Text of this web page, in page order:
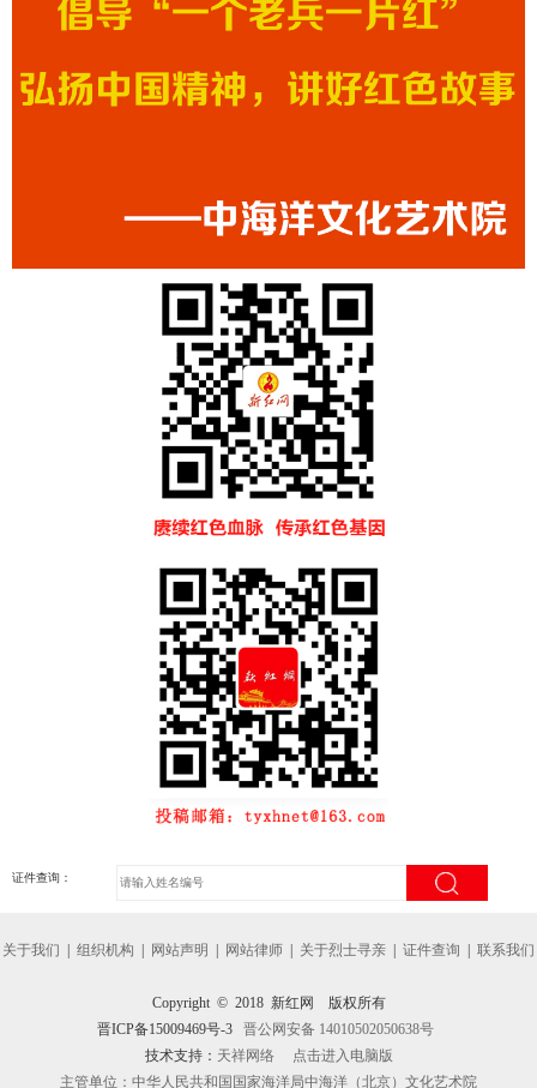
证件查询：
关于我们 | 组织机构 | 网站声明 | 网站律师 | 关于烈士寻亲 | 证件查询 | 联系我们
Copyright © 2018 新红网 版权所有
晋ICP备15009469号-3 晋公网安备 14010502050638号
技术支持： 天祥网络
点击进入电脑版
主管单位：中华人民共和国国家海洋局中海洋（北京）文化艺术院